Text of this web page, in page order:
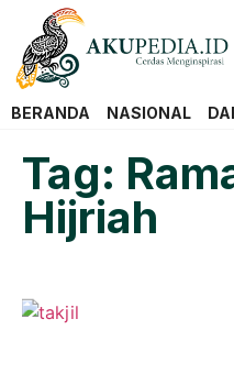
BERANDA NASIONAL
Tag:
Hijriah